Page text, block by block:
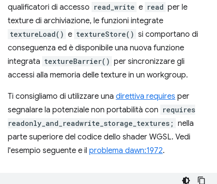
qualificatori di accesso read_write e read per le
texture di archiviazione, le funzioni integrate
textureLoad() e textureStore() si comportano di
conseguenza ed è disponibile una nuova funzione
integrata textureBarrier() per sincronizzare gli
accessi alla memoria delle texture in un workgroup.
Ti consigliamo di utilizzare una direttiva requires per
segnalare la potenziale non portabilità con requires
readonly_and_readwrite_storage_textures; nella
parte superiore del codice dello shader WGSL. Vedi
l'esempio seguente e il problema dawn:1972.